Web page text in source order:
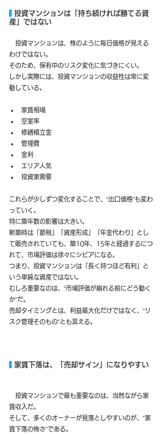
投資マンションは「持ち続ければ勝てる資
産」ではない
投資マンションは、株のように毎日価格が見える
わけではない。
そのため、保有中のリスク変化に気づきにくい。
しかし実際には、投資マンションの収益性は常に変
動している。
家賃相場
空室率
修繕積立金
管理費
金利
エリア人気
投資家需要
これらが少しずつ変化することで、“出口価格”も変わ
っていく。
特に築年数の影響は大きい。
新築時は「節税」「資産形成」「年金代わり」とし
て販売されていても、築10年、15年と経過するにつ
れて、市場評価は徐々にシビアになる。
つまり、投資マンションは「長く持つほど有利」と
いう単純な資産ではない。
むしろ重要なのは、“市場評価が崩れる前にどう動く
か”だ。
売却タイミングとは、利益最大化だけではなく、“リ
スク管理そのもの”とも言える。
家賃下落は、「売却サイン」になりやすい
投資マンションで最も重要なのは、当然ながら家
賃収入だ。
そして、多くのオーナーが見落としやすいのが、“家
賃下落の怖さ”である。